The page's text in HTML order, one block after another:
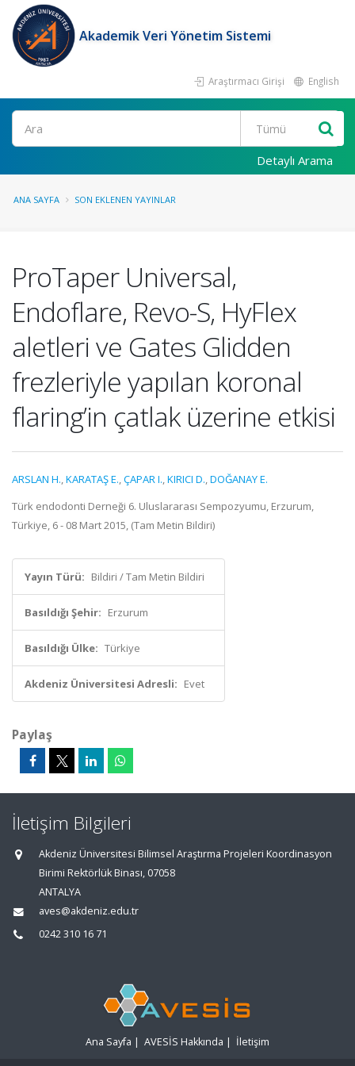
Akademik Veri Yönetim Sistemi
Araştırmacı Girişi English
Ara
Detaylı Arama
ANA SAYFA SON EKLENEN YAYINLAR
ProTaper Universal,
Endoflare, Revo-S, HyFlex
aletleri ve Gates Glidden
frezleriyle yapılan koronal
flaring’in çatlak üzerine etkisi
ARSLAN H.,KARATAŞ E.,ÇAPAR I.,KIRICI D.,DOĞANAY E.
Türk endodonti Derneği 6. Uluslararası Sempozyumu, Erzurum,
Türkiye, 6 - 08 Mart 2015, (Tam Metin Bildiri)
Yayın Türü: Bildiri / Tam Metin Bildiri
Basıldığı Şehir: Erzurum
Basıldığı Ülke: Türkiye
Akdeniz Üniversitesi Adresli: Evet
Paylaş
İletişim Bilgileri
Akdeniz Üniversitesi Bilimsel Araştırma Projeleri Koordinasyon
Birimi Rektörlük Binası, 07058
ANTALYA
aves@akdeniz.edu.tr
0242 310 16 71
Ana Sayfa | AVESİS Hakkında | İletişim